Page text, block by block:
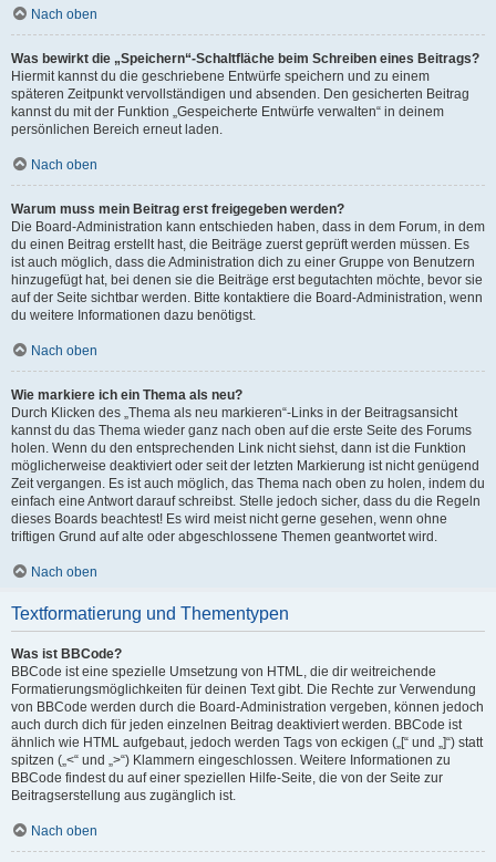
Nach oben
Was bewirkt die „Speichern“-Schaltfläche beim Schreiben eines Beitrags?
Hiermit kannst du die geschriebene Entwürfe speichern und zu einem
späteren Zeitpunkt vervollständigen und absenden. Den gesicherten Beitrag
kannst du mit der Funktion „Gespeicherte Entwürfe verwalten“ in deinem
persönlichen Bereich erneut laden.
Nach oben
Warum muss mein Beitrag erst freigegeben werden?
Die Board-Administration kann entschieden haben, dass in dem Forum, in dem
du einen Beitrag erstellt hast, die Beiträge zuerst geprüft werden müssen. Es
ist auch möglich, dass die Administration dich zu einer Gruppe von Benutzern
hinzugefügt hat, bei denen sie die Beiträge erst begutachten möchte, bevor sie
auf der Seite sichtbar werden. Bitte kontaktiere die Board-Administration, wenn
du weitere Informationen dazu benötigst.
Nach oben
Wie markiere ich ein Thema als neu?
Durch Klicken des „Thema als neu markieren“-Links in der Beitragsansicht
kannst du das Thema wieder ganz nach oben auf die erste Seite des Forums
holen. Wenn du den entsprechenden Link nicht siehst, dann ist die Funktion
möglicherweise deaktiviert oder seit der letzten Markierung ist nicht genügend
Zeit vergangen. Es ist auch möglich, das Thema nach oben zu holen, indem du
einfach eine Antwort darauf schreibst. Stelle jedoch sicher, dass du die Regeln
dieses Boards beachtest! Es wird meist nicht gerne gesehen, wenn ohne
triftigen Grund auf alte oder abgeschlossene Themen geantwortet wird.
Nach oben
Textformatierung und Thementypen
Was ist BBCode?
BBCode ist eine spezielle Umsetzung von HTML, die dir weitreichende
Formatierungsmöglichkeiten für deinen Text gibt. Die Rechte zur Verwendung
von BBCode werden durch die Board-Administration vergeben, können jedoch
auch durch dich für jeden einzelnen Beitrag deaktiviert werden. BBCode ist
ähnlich wie HTML aufgebaut, jedoch werden Tags von eckigen („[“ und „]“) statt
spitzen („<“ und „>“) Klammern eingeschlossen. Weitere Informationen zu
BBCode findest du auf einer speziellen Hilfe-Seite, die von der Seite zur
Beitragserstellung aus zugänglich ist.
Nach oben